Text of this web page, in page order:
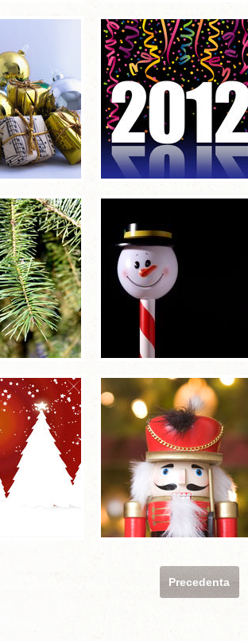
Precedenta